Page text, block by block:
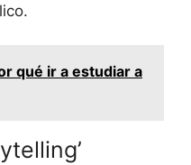
qué ir a estudiar a